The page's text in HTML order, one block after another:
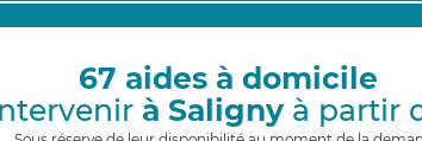
67 aides à domicile
à Saligny à partir